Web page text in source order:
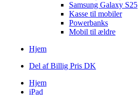
Samsung Galaxy S25
Kasse til mobiler
Powerbanks
Mobil til ældre
Hjem
Del af Billig Pris DK
Hjem
iPad